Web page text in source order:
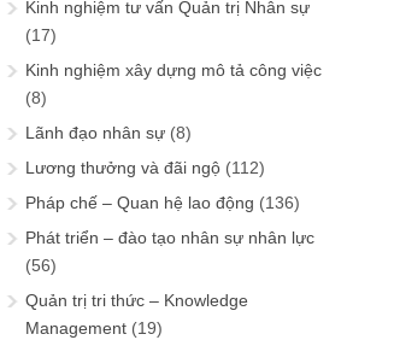
Kinh nghiệm tư vấn Quản trị Nhân sự
(17)
Kinh nghiệm xây dựng mô tả công việc
(8)
Lãnh đạo nhân sự (8)
Lương thưởng và đãi ngộ (112)
Pháp chế – Quan hệ lao động (136)
Phát triển – đào tạo nhân sự nhân lực
(56)
Quản trị tri thức – Knowledge
Management (19)